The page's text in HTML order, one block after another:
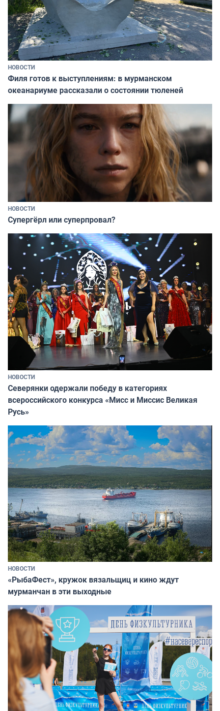
НОВОСТИ
Филя готов к выступлениям: в мурманском
океанариуме рассказали о состоянии тюленей
НОВОСТИ
Супергёрл или суперпровал?
НОВОСТИ
Северянки одержали победу в категориях
всероссийского конкурса «Мисс и Миссис Великая
Русь»
НОВОСТИ
«РыбаФест», кружок вязальщиц и кино ждут
мурманчан в эти выходные